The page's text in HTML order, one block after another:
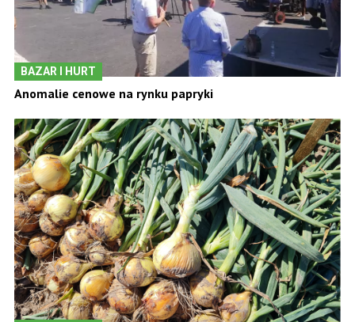
BAZAR I HURT
Anomalie cenowe na rynku papryki